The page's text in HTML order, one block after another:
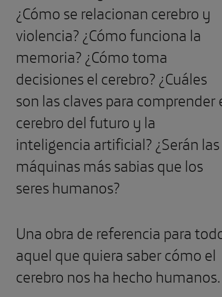
¿Cómo se relacionan cerebro y
violencia? ¿Cómo funciona la
memoria? ¿Cómo toma
decisiones el cerebro? ¿Cuáles
son las claves para comprender
cerebro del futuro y la
inteligencia artificial? ¿Serán las
máquinas más sabias que los
seres humanos?
Una obra de referencia para
aquel que quiera saber cómo el
cerebro nos ha hecho humanos.